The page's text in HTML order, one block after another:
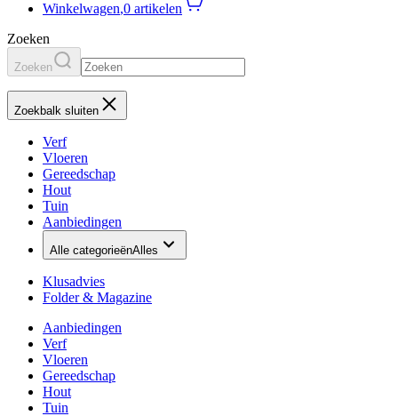
Winkelwagen,0 artikelen
Zoeken
Zoeken
Zoekbalk sluiten
Verf
Vloeren
Gereedschap
Hout
Tuin
Aanbiedingen
Alle categorieënAlles
Klusadvies
Folder & Magazine
Aanbiedingen
Verf
Vloeren
Gereedschap
Hout
Tuin